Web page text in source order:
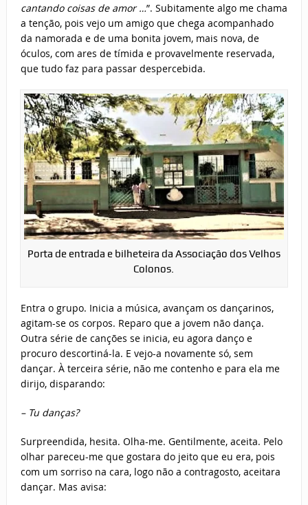
cantando coisas de amor …”. Subitamente algo me chama
a tenção, pois vejo um amigo que chega acompanhado
da namorada e de uma bonita jovem, mais nova, de
óculos, com ares de tímida e provavelmente reservada,
que tudo faz para passar despercebida.
Porta de entrada e bilheteira da Associação dos Velhos
Colonos.
Entra o grupo. Inicia a música, avançam os dançarinos,
agitam-se os corpos. Reparo que a jovem não dança.
Outra série de canções se inicia, eu agora danço e
procuro descortiná-la. E vejo-a novamente só, sem
dançar. À terceira série, não me contenho e para ela me
dirijo, disparando:
– Tu danças?
Surpreendida, hesita. Olha-me. Gentilmente, aceita. Pelo
olhar pareceu-me que gostara do jeito que eu era, pois
com um sorriso na cara, logo não a contragosto, aceitara
dançar. Mas avisa: